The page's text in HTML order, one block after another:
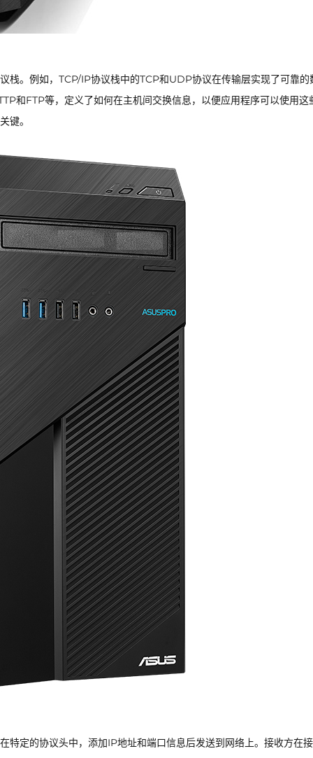
栈。例如，TCP/IP协议栈中的TCP和UDP协议在传输层实现了可靠的
和FTP等，定义了如何在主机间交换信息，以便应用程序可以使用这
键。
特定的协议头中，添加IP地址和端口信息后发送到网络上。接收方在